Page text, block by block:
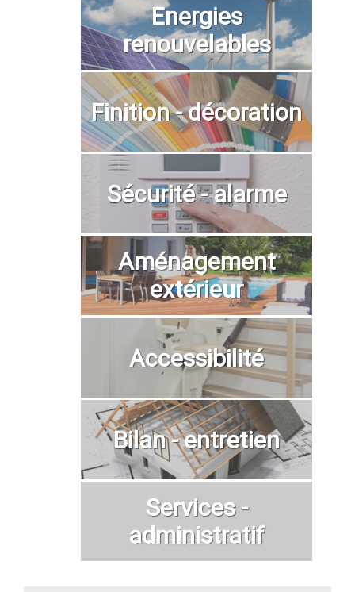
Energies
renouvelables
Finition - décoration
Sécurité - alarme
Aménagement
extérieur
Accessibilité
Bilan - entretien
Services -
administratif